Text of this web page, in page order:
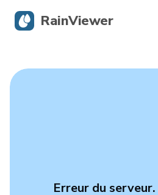
Erreur du serveur.
RainViewer